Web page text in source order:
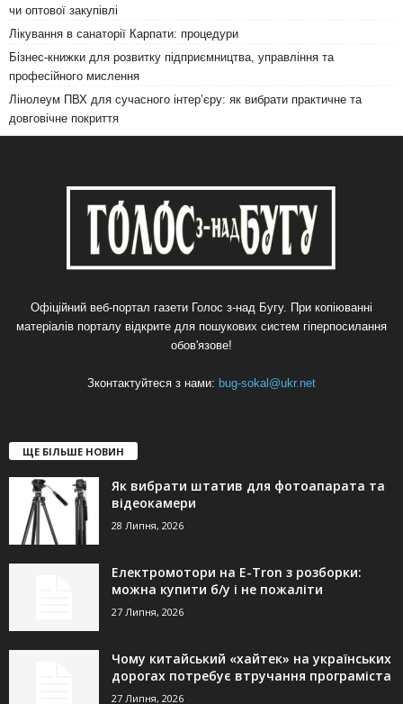
чи оптової закупівлі
Лікування в санаторії Карпати: процедури
Бізнес-книжки для розвитку підприємництва, управління та
професійного мислення
Лінолеум ПВХ для сучасного інтер’єру: як вибрати практичне та
довговічне покриття
Офіційний веб-портал газети Голос з-над Бугу. При копіюванні
матеріалів порталу відкрите для пошукових систем гіперпосилання
обов'язове!
Зконтактуйтеся з нами: bug-sokal@ukr.net
ЩЕ БІЛЬШЕ НОВИН
Як вибрати штатив для фотоапарата та
відеокамери
28 Липня, 2026
Електромотори на E-Tron з розборки:
можна купити б/у і не пожаліти
27 Липня, 2026
Чому китайський «хайтек» на українських
дорогах потребує втручання програміста
27 Липня, 2026